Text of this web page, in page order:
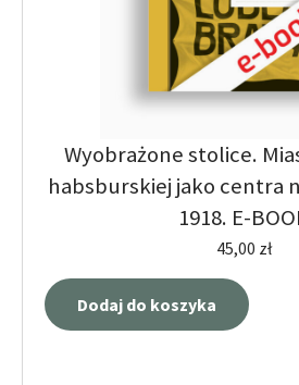
Wyobrażone stolice.
habsburskiej jako centra
1918. E-
45,00 zł
Dodaj do koszyka